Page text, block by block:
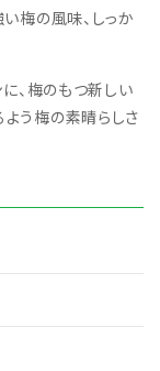
梅の風味、しっか
に、梅のもつ新しい
う梅の素晴らしさ